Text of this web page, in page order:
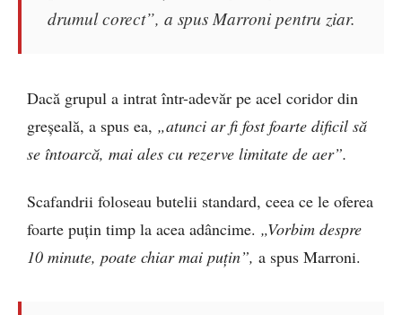
drumul corect”, a spus Marroni pentru ziar.
Dacă grupul a intrat într-adevăr pe acel coridor din
greșeală, a spus ea, „atunci ar fi fost foarte dificil să
se întoarcă, mai ales cu rezerve limitate de aer”.
Scafandrii foloseau butelii standard, ceea ce le oferea
foarte puțin timp la acea adâncime. „Vorbim despre
10 minute, poate chiar mai puțin”, a spus Marroni.